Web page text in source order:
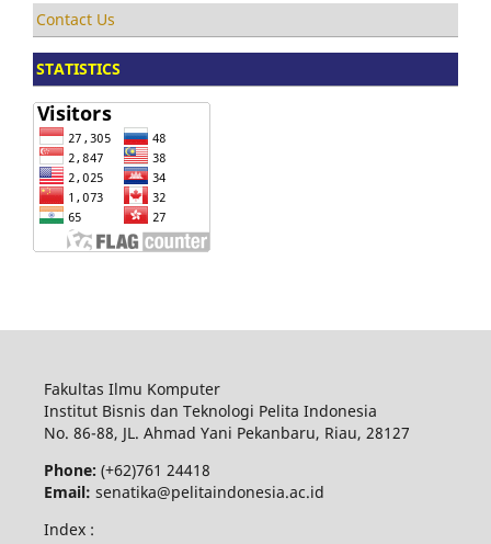
Contact Us
STATISTICS
Fakultas Ilmu Komputer
Institut Bisnis dan Teknologi Pelita Indonesia
No. 86-88, JL. Ahmad Yani Pekanbaru, Riau, 28127
Phone: (+62)761 24418
Email: senatika@pelitaindonesia.ac.id
Index :